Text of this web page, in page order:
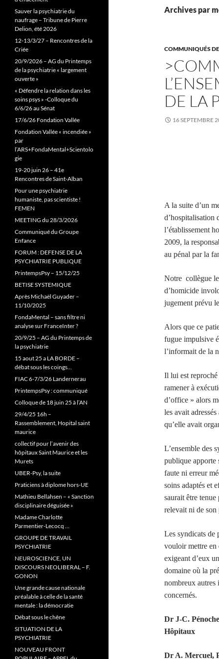
Archives par
COMMUNIQUÉS
DE LA
16 SEPTEMBRE
A la suite d’un
d’hospitalisation
l’établissement
2009, la
au pénal par la
Notre collègue
d’homicide
jugement prévu
Alors que ce
fugue impulsive
l’informait de la
Il lui est
ramener à
d’office » alors
les avait
qu’elle avait
L’ensemble des
publique apporte
faute ni erreur
soins adaptés et
saurait être tenue
relevait ni de son
Les syndicats de
vouloir mettre en
exigeant d’eux
domaine où la
nombreux autres
concernés.
Dr J-C.
Hôpitaux
Dr A. Mercuel,
Sauver la psychiatrie du
naufrage – Tribune de Pierre
Delion, été 2026
12-13/3/27 – Rencontres de la
Criée
20/9/2026 – AG du Printemps
de la psychiatrie « largement
ouverte »
« Défendre la relation dans les
soins psys » -Colloque du
6/6/26 au Sénat
17/6/26 Fondation Vallée
Fondation Vallée « incendiée »
par
l’ARS+FondaMental+Scientolo
gie
19-20 juin 26 – 41e
Rencontres de Saint-Alban
Pour une psychiatrie
humaniste, pas scientiste !
FEMEN
MEETING du 28/3/2026
Communiqué du Groupe
Enfance
FORUM : DEFENSE DE LA
PSYCHIATRIE PUBLIQUE
PrintempsPsy – 15/12/25
BETISE SYSTEMIQUE
Après Michaël Guyader –
11/10/2025
FondaMental – sans filtre ni
analyse sur FranceInter ?
20/9/25 – AG du Printemps de
la psychiatrie
15 aout 25 a LA BORDE –
débat sous les coings…
FIAC 6-7/3/26 Landernerau
PrintempsPsy : communiqué
Colloque de 18 juin 25 à l’AN
29/4/25 16h –
Rassemblement, Hopital saint
maurice
collectif pour l’avenir des
hôpitaux Saint Maurice et les
Murets
UBER-Psy, la suite
Praticiens à diplome hors-UE
Mathieu Bellahsen – « Sanction
disciplinaire déguisée »
Madame Charlotte
Parmentier-Lecocq …
GROUPE DE TRAVAIL
PSYCHIATRIE
NEUROSCIENCE, UN
DISCOURS NEOLIBERAL – F.
GONON
Une grande cause nationale
préalable à celle de la santé
mentale : la démocratie
Débat sous le chêne
SITUATION DE LA
PSYCHIATRIE
NOUVEAU FRONT